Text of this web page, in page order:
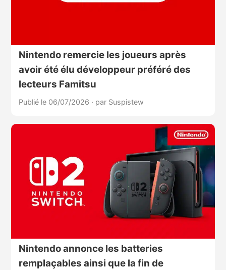
Nintendo remercie les joueurs après
avoir été élu développeur préféré des
lecteurs Famitsu
Publié le 06/07/2026 · par Suspistew
Nintendo annonce les batteries
remplaçables ainsi que la fin de